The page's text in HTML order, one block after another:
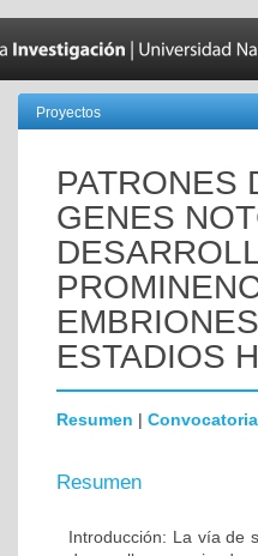
Proyectos
PATRONES
GENES
ESTADIOS
Resumen | Convocatoria
Resumen
Introducción: La vía de